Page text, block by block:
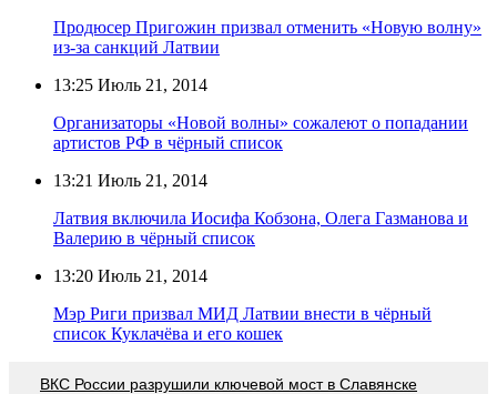
Продюсер Пригожин призвал отменить «Новую волну»
из-за санкций Латвии
13:25 Июль 21, 2014
Организаторы «Новой волны» сожалеют о попадании
артистов РФ в чёрный список
13:21 Июль 21, 2014
Латвия включила Иосифа Кобзона, Олега Газманова и
Валерию в чёрный список
13:20 Июль 21, 2014
Мэр Риги призвал МИД Латвии внести в чёрный
список Куклачёва и его кошек
ВКС России разрушили ключевой мост в Славянске